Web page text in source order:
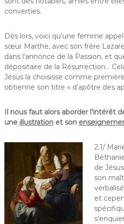
converties.
Dès lors, voici qu’une femme
sœur Marthe, avec son frère
dans l’annonce de la Passion, et
dépositaire de la Résurrection…
Jésus la choisisse comme
obtienne son titre « d’apôtre des
Il nous faut alors aborder l’intérêt
une illustrationet son
2.1/
de
son
et